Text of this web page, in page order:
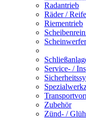
Radantrieb
Räder /
Riementrieb
Service- /
Zubehör
Zünd- /